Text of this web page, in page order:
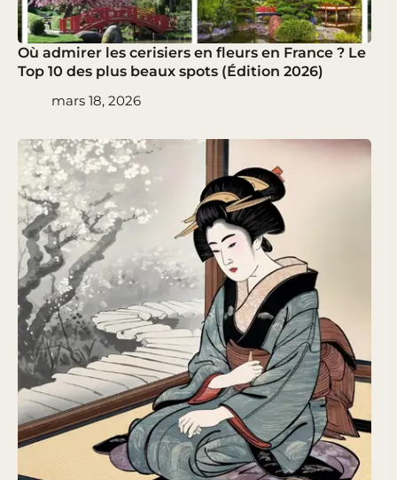
Où admirer les cerisiers en fleurs en France ? Le
Top 10 des plus beaux spots (Édition 2026)
mars 18, 2026